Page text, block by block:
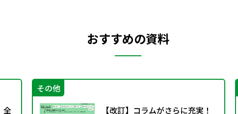
おすすめの資料
全
その他
【改訂】コラムがさらに充実！